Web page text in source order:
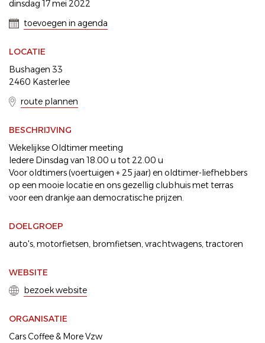
dinsdag 17 mei 2022
toevoegen in agenda
LOCATIE
Bushagen 33
2460 Kasterlee
route plannen
BESCHRIJVING
Wekelijkse Oldtimer meeting
Iedere Dinsdag van 18.00 u tot 22.00 u
Voor oldtimers (voertuigen + 25 jaar) en oldtimer-liefhebbers
op een mooie locatie en ons gezellig clubhuis met terras
voor een drankje aan democratische prijzen.
DOELGROEP
auto's motorfietsen bromfietsen vrachtwagens tractoren
WEBSITE
bezoek website
ORGANISATIE
Cars Coffee & More Vzw